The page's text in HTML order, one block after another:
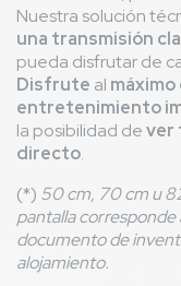
Nuestra solución
una transmisión
pueda disfrutar de
Disfrute al máximo
entretenimiento
la posibilidad dever
directo.
(*) 50 cm, 70 cm u
pantalla
documento de
alojamiento.